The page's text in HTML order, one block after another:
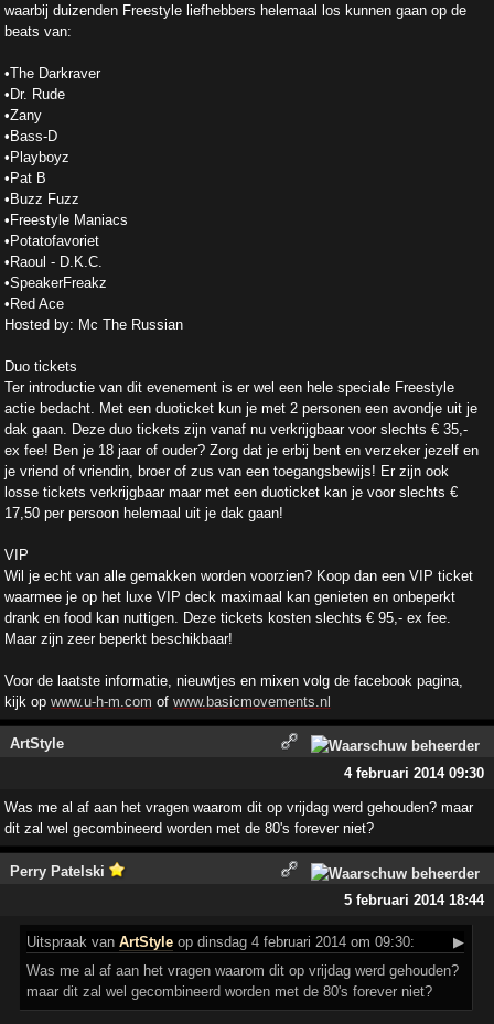
waarbij duizenden Freestyle liefhebbers helemaal los kunnen gaan op de
beats van:
•The Darkraver
•Dr. Rude
•Zany
•Bass-D
•Playboyz
•Pat B
•Buzz Fuzz
•Freestyle Maniacs
•Potatofavoriet
•Raoul - D.K.C.
•SpeakerFreakz
•Red Ace
Hosted by: Mc The Russian
Duo tickets
Ter introductie van dit evenement is er wel een hele speciale Freestyle
actie bedacht. Met een duoticket kun je met 2 personen een avondje uit je
dak gaan. Deze duo tickets zijn vanaf nu verkrijgbaar voor slechts € 35,-
ex fee! Ben je 18 jaar of ouder? Zorg dat je erbij bent en verzeker jezelf en
je vriend of vriendin, broer of zus van een toegangsbewijs! Er zijn ook
losse tickets verkrijgbaar maar met een duoticket kan je voor slechts €
17,50 per persoon helemaal uit je dak gaan!
VIP
Wil je echt van alle gemakken worden voorzien? Koop dan een VIP ticket
waarmee je op het luxe VIP deck maximaal kan genieten en onbeperkt
drank en food kan nuttigen. Deze tickets kosten slechts € 95,- ex fee.
Maar zijn zeer beperkt beschikbaar!
Voor de laatste informatie, nieuwtjes en mixen volg de facebook pagina,
kijk op www.u-h-m.com of www.basicmovements.nl
ArtStyle
4 februari 2014 09:30
Was me al af aan het vragen waarom dit op vrijdag werd gehouden? maar
dit zal wel gecombineerd worden met de 80's forever niet?
Perry Patelski
5 februari 2014 18:44
Uitspraak vanArtStyle op dinsdag 4 februari 2014 om 09:30:
▶
Was me al af aan het vragen waarom dit op vrijdag werd gehouden?
maar dit zal wel gecombineerd worden met de 80's forever niet?